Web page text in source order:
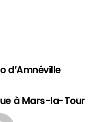
d’Amnéville
à Mars-la-Tour